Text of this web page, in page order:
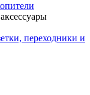
переходники и